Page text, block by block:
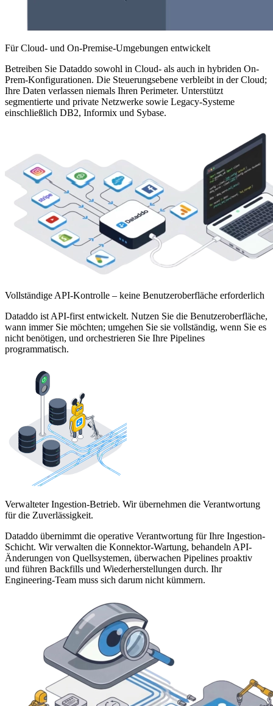
Für Cloud- und On-Premise-Umgebungen entwickelt
Betreiben Sie Dataddo sowohl in Cloud- als auch in hybriden On-
Prem-Konfigurationen. Die Steuerungsebene verbleibt in der Cloud;
Ihre Daten verlassen niemals Ihren Perimeter. Unterstützt
segmentierte und private Netzwerke sowie Legacy-Systeme
einschließlich DB2, Informix und Sybase.
Vollständige API-Kontrolle – keine Benutzeroberfläche erforderlich
Dataddo ist API-first entwickelt. Nutzen Sie die Benutzeroberfläche,
wann immer Sie möchten; umgehen Sie sie vollständig, wenn Sie es
nicht benötigen, und orchestrieren Sie Ihre Pipelines
programmatisch.
Verwalteter Ingestion-Betrieb. Wir übernehmen die Verantwortung
für die Zuverlässigkeit.
Dataddo übernimmt die operative Verantwortung für Ihre Ingestion-
Schicht. Wir verwalten die Konnektor-Wartung, behandeln API-
Änderungen von Quellsystemen, überwachen Pipelines proaktiv
und führen Backfills und Wiederherstellungen durch. Ihr
Engineering-Team muss sich darum nicht kümmern.